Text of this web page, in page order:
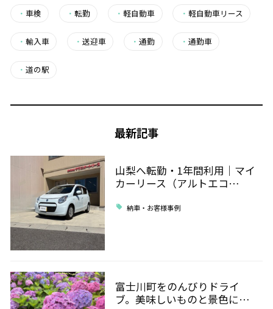
・ 車検 ・転勤 ・軽自動車 ・ 軽自動車リース
・ 輸入車 ・送迎車 ・通勤 ・ 通勤車
・ 道の駅
最新記事
山梨へ転勤・1年間利用｜マイ
カーリース（アルトエコ…
納車・お客様事例
富士川町をのんびりドライ
ブ。美味しいものと景色に…